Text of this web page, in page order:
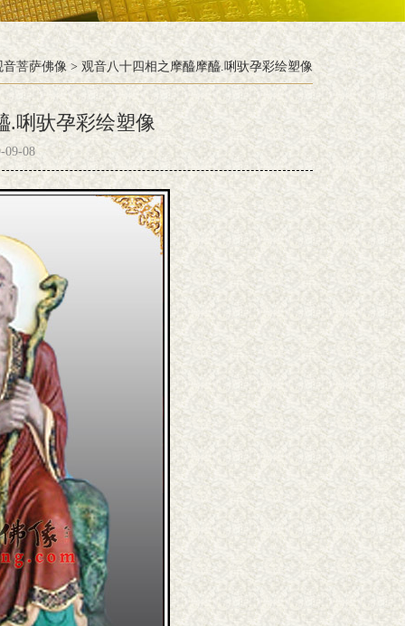
音菩萨佛像 > 观音八十四相之摩醯摩醯.唎驮孕彩绘塑像
.唎驮孕彩绘塑像
09-08